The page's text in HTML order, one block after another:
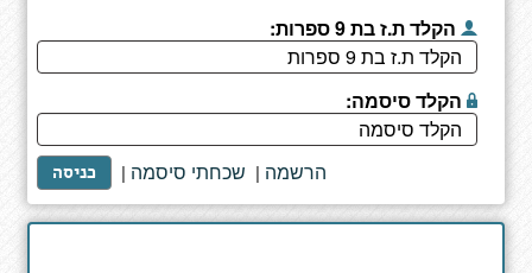
הקלד ת.ז בת 9 ספרות:
הקלד סיסמה:
כניסה | שכחתי סיסמה | הרשמה